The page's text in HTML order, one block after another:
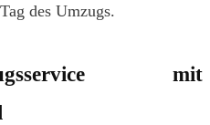
des Umzugs.
mit